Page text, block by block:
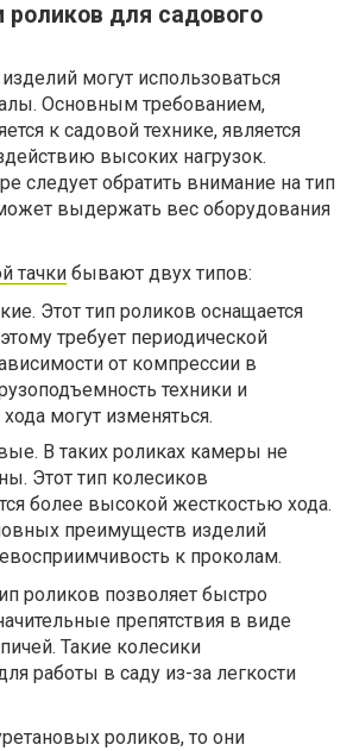
роликов для садового
могут использоваться
Основным требованием,
к садовой технике, является
высоких нагрузок.
следует обратить внимание на тип
выдержать вес оборудования
тачки бывают двух типов:
Этот тип роликов оснащается
требует периодической
от компрессии в
техники и
могут изменяться.
В таких роликах камеры не
Этот тип колесиков
более высокой жесткостью хода.
преимуществ изделий
к проколам.
роликов позволяет быстро
препятствия в виде
Такие колесики
работы в саду из-за легкости
роликов, то они